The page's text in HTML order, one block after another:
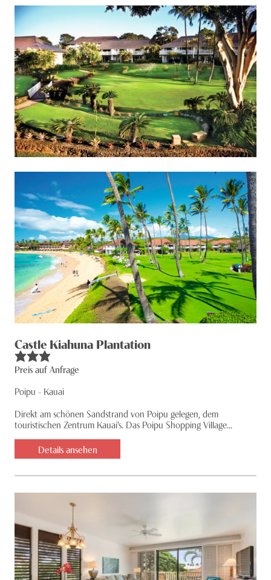
Castle Kiahuna Plantation
Preis auf Anfrage
Poipu - Kauai
Direkt am schönen Sandstrand von Poipu gelegen, dem
touristischen Zentrum Kauai's. Das Poipu Shopping Village...
Details ansehen